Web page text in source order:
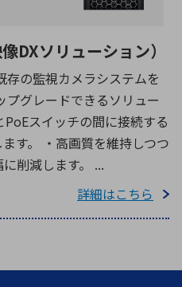
DXソリューション）
存の監視カメラシステムを
プグレードできるソリュー
スイッチの間に接続する
す。 ・高画質を維持しつつ
削減します。 ...
詳細はこちら